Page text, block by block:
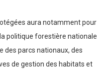
aura notamment pour
politique forestière nationale
des parcs nationaux, des
de gestion des habitats et